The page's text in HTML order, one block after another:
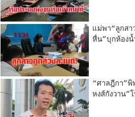
แม่พา“ลูกส
หื่น”บุกห้องน้
“ศาลฎีกา”พิ
หงส์กังวาน”